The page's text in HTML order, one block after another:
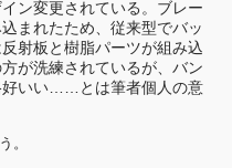
ン変更されている。ブレー
まれたため、従来型でバッ
射板と樹脂パーツが組み込
が洗練されているが、バン
好いい……とは筆者個人の意
。